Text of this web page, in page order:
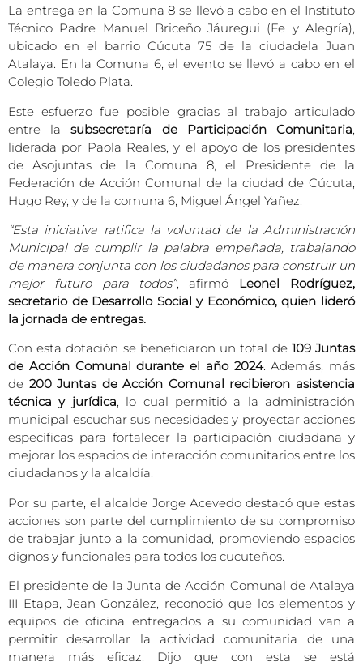
La entrega en la Comuna 8 se llevó a cabo en el Instituto
Técnico Padre Manuel Briceño Jáuregui (Fe y Alegría),
ubicado en el barrio Cúcuta 75 de la ciudadela Juan
Atalaya. En la Comuna 6, el evento se llevó a cabo en el
Colegio Toledo Plata.
Este esfuerzo fue posible gracias al trabajo articulado
entre lasubsecretaría de Participación Comunitaria,
liderada por Paola Reales, y el apoyo de los presidentes
de Asojuntas de la Comuna 8, el Presidente de la
Federación de Acción Comunal de la ciudad de Cúcuta,
Hugo Rey, y de la comuna 6, Miguel Ángel Yañez.
“Esta iniciativa ratifica la voluntad de la Administración
Municipal de cumplir la palabra empeñada, trabajando
de manera conjunta con los ciudadanos para construir un
mejor futuro para todos”, afirmó Leonel Rodríguez,
secretario de Desarrollo Social y Económico, quien lideró
la jornada de entregas.
Con esta dotación se beneficiaron un total de 109 Juntas
de Acción Comunal durante el año 2024. Además, más
de 200 Juntas de Acción Comunal recibieron asistencia
técnica y jurídica, lo cual permitió a la administración
municipal escuchar sus necesidades y proyectar acciones
específicas para fortalecer la participación ciudadana y
mejorar los espacios de interacción comunitarios entre los
ciudadanos y la alcaldía.
Por su parte, el alcalde Jorge Acevedo destacó que estas
acciones son parte del cumplimiento de su compromiso
de trabajar junto a la comunidad, promoviendo espacios
dignos y funcionales para todos los cucuteños.
El presidente de la Junta de Acción Comunal de Atalaya
III Etapa, Jean González, reconoció que los elementos y
equipos de oficina entregados a su comunidad van a
permitir desarrollar la actividad comunitaria de una
manera más eficaz. Dijo que con esta se está